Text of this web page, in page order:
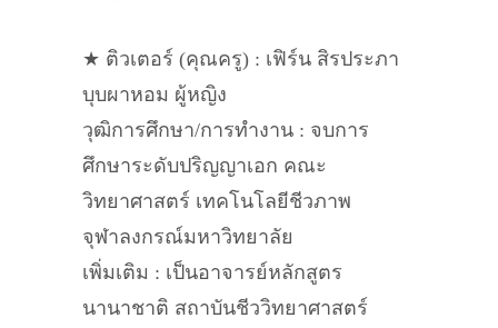
★ ติวเตอร์ (คุณครู) : เฟิร์น สิรประภา
บุบผาหอม ผู้หญิง
วุฒิการศึกษา/การทำงาน : จบการ
ศึกษาระดับปริญญาเอก คณะ
วิทยาศาสตร์ เทคโนโลยีชีวภาพ
จุฬาลงกรณ์มหาวิทยาลัย
เพิ่มเติม : เป็นอาจารย์หลักสูตร
นานาชาติ สถาบันชีววิทยาศาสตร์